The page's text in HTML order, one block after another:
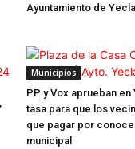
Ayuntamiento de Yecla
Municipios
PP y Vox aprueban en
tasa para que los
que pagar por
municipal